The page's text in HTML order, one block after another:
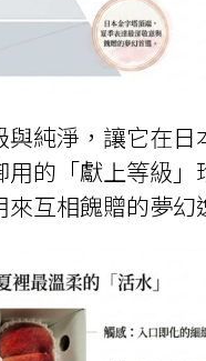
與純淨，讓它在日
用的「獻上等級」
互相餽贈的夢幻